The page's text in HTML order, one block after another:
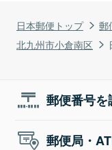
日本郵便トップ 郵
北九州市小倉南区
郵便番号を
郵便局・